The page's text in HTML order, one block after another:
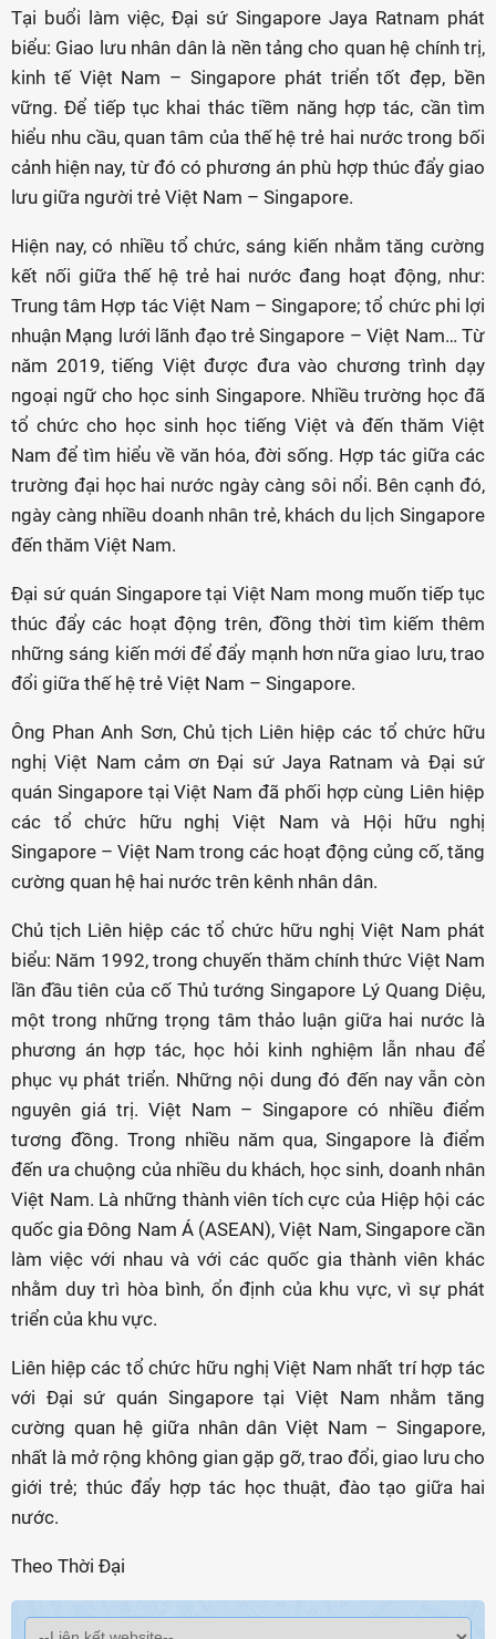
Tại buổi làm việc, Đại sứ Singapore Jaya Ratnam phát
biểu: Giao lưu nhân dân là nền tảng cho quan hệ chính trị,
kinh tế Việt Nam – Singapore phát triển tốt đẹp, bền
vững. Để tiếp tục khai thác tiềm năng hợp tác, cần tìm
hiểu nhu cầu, quan tâm của thế hệ trẻ hai nước trong bối
cảnh hiện nay, từ đó có phương án phù hợp thúc đẩy giao
lưu giữa người trẻ Việt Nam – Singapore.
Hiện nay, có nhiều tổ chức, sáng kiến nhằm tăng cường
kết nối giữa thế hệ trẻ hai nước đang hoạt động, như:
Trung tâm Hợp tác Việt Nam – Singapore; tổ chức phi lợi
nhuận Mạng lưới lãnh đạo trẻ Singapore – Việt Nam… Từ
năm 2019, tiếng Việt được đưa vào chương trình dạy
ngoại ngữ cho học sinh Singapore. Nhiều trường học đã
tổ chức cho học sinh học tiếng Việt và đến thăm Việt
Nam để tìm hiểu về văn hóa, đời sống. Hợp tác giữa các
trường đại học hai nước ngày càng sôi nổi. Bên cạnh đó,
ngày càng nhiều doanh nhân trẻ, khách du lịch Singapore
đến thăm Việt Nam.
Đại sứ quán Singapore tại Việt Nam mong muốn tiếp tục
thúc đẩy các hoạt động trên, đồng thời tìm kiếm thêm
những sáng kiến mới để đẩy mạnh hơn nữa giao lưu, trao
đổi giữa thế hệ trẻ Việt Nam – Singapore.
Ông Phan Anh Sơn, Chủ tịch Liên hiệp các tổ chức hữu
nghị Việt Nam cảm ơn Đại sứ Jaya Ratnam và Đại sứ
quán Singapore tại Việt Nam đã phối hợp cùng Liên hiệp
các tổ chức hữu nghị Việt Nam và Hội hữu nghị
Singapore – Việt Nam trong các hoạt động củng cố, tăng
cường quan hệ hai nước trên kênh nhân dân.
Chủ tịch Liên hiệp các tổ chức hữu nghị Việt Nam phát
biểu: Năm 1992, trong chuyến thăm chính thức Việt Nam
lần đầu tiên của cố Thủ tướng Singapore Lý Quang Diệu,
một trong những trọng tâm thảo luận giữa hai nước là
phương án hợp tác, học hỏi kinh nghiệm lẫn nhau để
phục vụ phát triển. Những nội dung đó đến nay vẫn còn
nguyên giá trị. Việt Nam – Singapore có nhiều điểm
tương đồng. Trong nhiều năm qua, Singapore là điểm
đến ưa chuộng của nhiều du khách, học sinh, doanh nhân
Việt Nam. Là những thành viên tích cực của Hiệp hội các
quốc gia Đông Nam Á (ASEAN), Việt Nam, Singapore cần
làm việc với nhau và với các quốc gia thành viên khác
nhằm duy trì hòa bình, ổn định của khu vực, vì sự phát
triển của khu vực.
Liên hiệp các tổ chức hữu nghị Việt Nam nhất trí hợp tác
với Đại sứ quán Singapore tại Việt Nam nhằm tăng
cường quan hệ giữa nhân dân Việt Nam – Singapore,
nhất là mở rộng không gian gặp gỡ, trao đổi, giao lưu cho
giới trẻ; thúc đẩy hợp tác học thuật, đào tạo giữa hai
nước.
Theo Thời Đại